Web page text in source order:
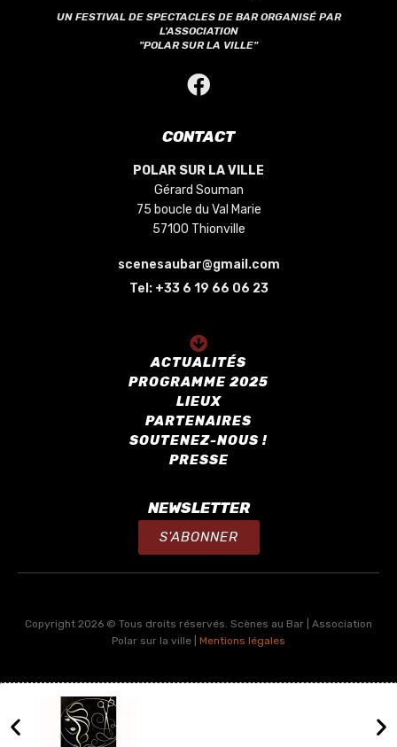
UN FESTIVAL DE SPECTACLES DE BAR ORGANISÉ PAR
L'ASSOCIATION
"POLAR SUR LA VILLE"
CONTACT
POLAR SUR LA VILLE
Gérard Souman
75 boucle du Val Marie
57100 Thionville
scenesaubar@gmail.com
Tel: +33 6 19 66 06 23
ACTUALITÉS
PROGRAMME 2025
LIEUX
PARTENAIRES
SOUTENEZ-NOUS !
PRESSE
NEWSLETTER
S'ABONNER
Copyright 2026 © Tous droits réservés. Scènes au Bar | Association
Polar sur la ville | Mentions légales